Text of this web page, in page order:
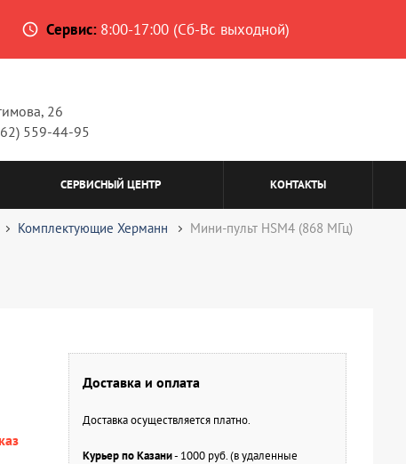
access_time Сервис: 8:00-17:00 (Сб-Вс выходной)
26
559-44-95
СЕРВИСНЫЙ ЦЕНТР КОНТАКТЫ
Комплектующие Херманн Мини-пульт HSM4 (868 МГц)
Доставка и оплата
Доставка осуществляется платно.
Курьер по Казани- 1000 руб. (в удаленные